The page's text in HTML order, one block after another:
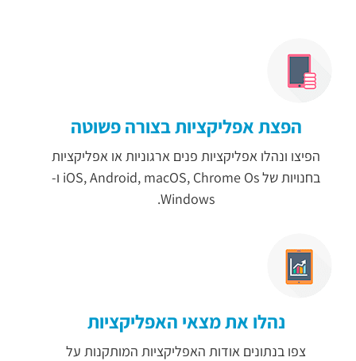
הפצת אפליקציות בצורה פשוטה
הפיצו ונהלו אפליקציות פנים ארגוניות או אפליקציות
בחנויות של iOS, Android, macOS, Chrome Os ו-
Windows.
נהלו את מצאי האפליקציות
צפו בנתונים אודות האפליקציות המותקנות על